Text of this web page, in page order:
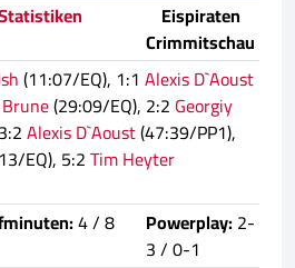
Eispiraten
Crimmitschau
(11:07/EQ), 1:1 Alexis D`Aoust
(29:09/EQ), 2:2Georgiy
Alexis D`Aoust(47:39/PP1),
EQ), 5:2Tim Heyter
4 / 8 Powerplay: 2-
3 / 0-1